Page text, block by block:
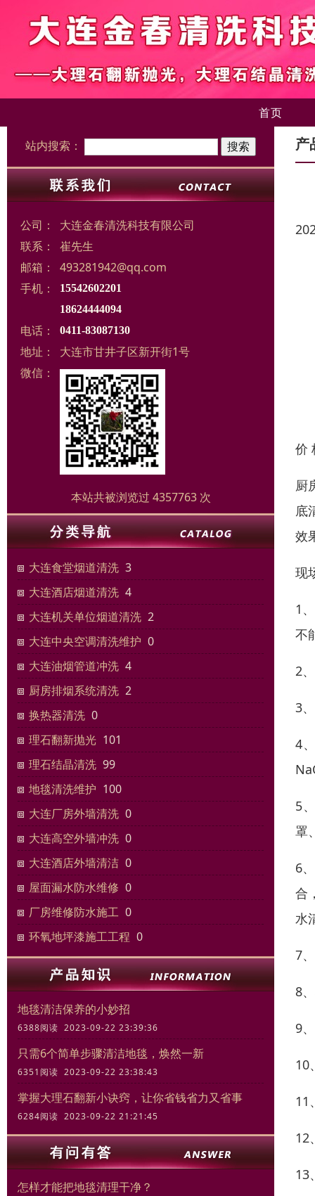
首页
站内搜索：
公司：
大连金春清洗科技有限公司
联系：
崔先生
邮箱：
493281942@qq.com
手机：
15542602201
18624444094
电话： 0411-83087130
地址：
大连市甘井子区新开街1号
微信：
本站共被浏览过 4357763 次
大连食堂烟道清洗 3
大连酒店烟道清洗 4
大连机关单位烟道清洗 2
大连中央空调清洗维护 0
大连油烟管道冲洗 4
厨房排烟系统清洗 2
换热器清洗 0
理石翻新抛光 101
理石结晶清洗 99
地毯清洗维护 100
大连厂房外墙清洗 0
大连高空外墙冲洗 0
大连酒店外墙清洁 0
屋面漏水防水维修 0
厂房维修防水施工 0
环氧地坪漆施工工程 0
地毯清洁保养的小妙招
6388阅读 2023-09-22 23:39:36
只需6个简单步骤清洁地毯，焕然一新
6351阅读 2023-09-22 23:38:43
掌握大理石翻新小诀窍，让你省钱省力又省事
6284阅读 2023-09-22 21:21:45
怎样才能把地毯清理干净？
产
价
厨
底
效
现
1
不
2
3
4
5
罩
6
合
水
7
8
9
10
11
12
13